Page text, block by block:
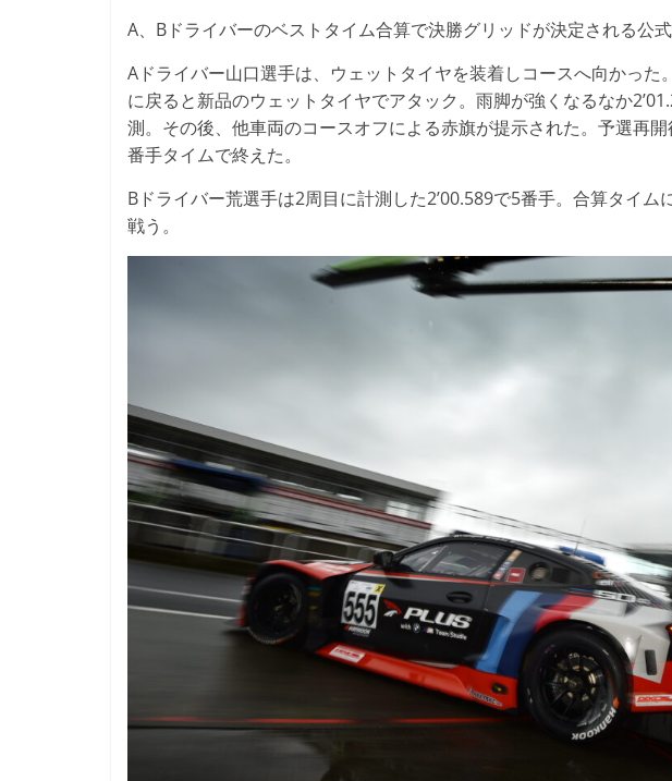
A、Bドライバーのベストタイム合算で決勝グリッドが決定される公式
Aドライバー山口選手は、ウェットタイヤを装着しコースへ向かった
に戻ると新品のウェットタイヤでアタック。雨脚が強くなるなか
測。その後、他車両のコースオフによる赤旗が提示された。予選再
番手タイムで終えた。
Bドライバー荒選手は2周目に計測した2’00.589で5番手。合算タイ
戦う。